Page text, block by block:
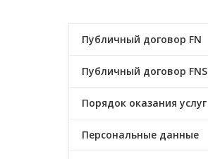
Публичный договор FN
Публичный договор FNS
Порядок оказания услуг
Персональные данные